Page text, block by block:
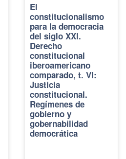
El
constitucionalismo
para la democracia
del siglo XXI.
Derecho
constitucional
iberoamericano
comparado, t. VI:
Justicia
constitucional.
Regímenes de
gobierno y
gobernabilidad
democrática